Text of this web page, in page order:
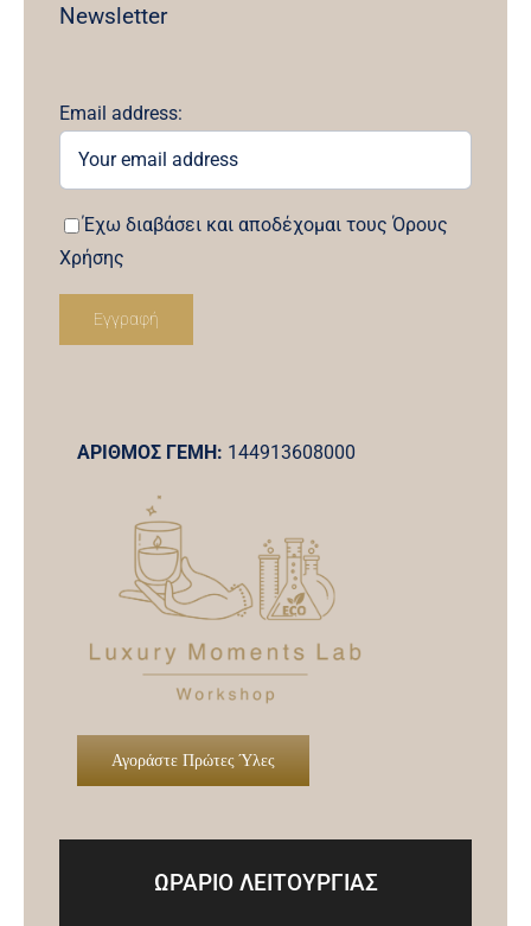
Newsletter
Email address:
Έχω διαβάσει και αποδέχομαι τους Όρους
Χρήσης
ΑΡΙΘΜΟΣ ΓΕΜΗ: 144913608000
Αγοράστε Πρώτες Ύλες
ΩΡΑΡΙΟ ΛΕΙΤΟΥΡΓΙΑΣ